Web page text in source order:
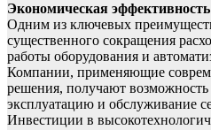
Экономическая
Одним из ключевых
существенного сокращения
работы оборудования и
Компании, применяющие
решения, получают возможность
эксплуатацию и обслуживание
Инвестиции в